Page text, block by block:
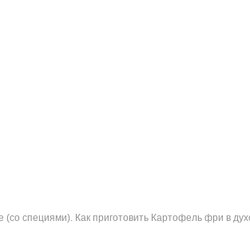
(со специями). Как приготовить Картофель фри в